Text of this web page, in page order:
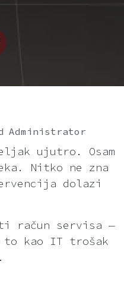
Administrator
ujutro. Osam
Nitko ne zna
dolazi
račun servisa —
to kao IT trošak